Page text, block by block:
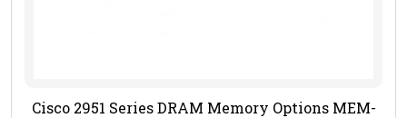
Cisco 2951 Series DRAM Memory Options MEM-